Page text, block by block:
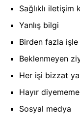
Sağlıklı iletişim
Yanlış bilgi
Birden fazla
Beklenmeyen
Her işi bizzat
Hayır
Sosyal medya